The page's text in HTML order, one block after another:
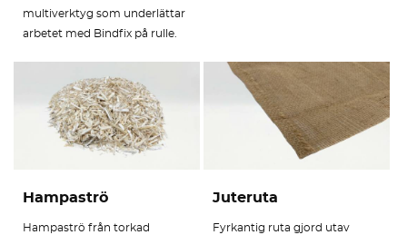
multiverktyg som underlättar
arbetet med Bindfix på rulle.
Hampaströ
Hampaströ från torkad
Juteruta
Fyrkantig ruta gjord utav